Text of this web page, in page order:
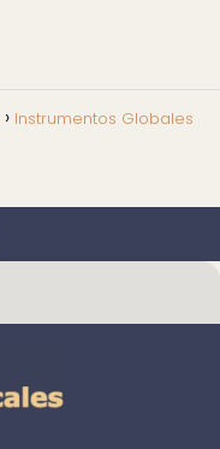
Instrumentos Globales